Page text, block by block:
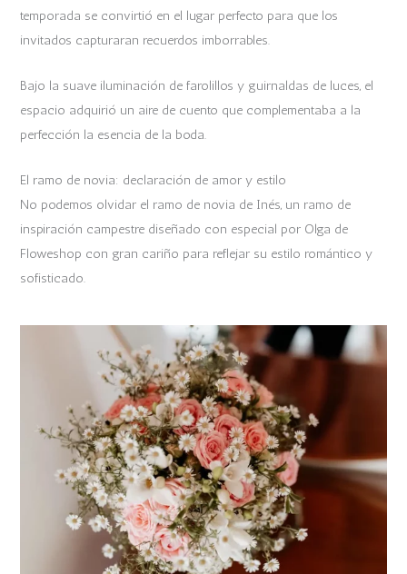
temporada se convirtió en el lugar perfecto para que los
invitados capturaran recuerdos imborrables.
Bajo la suave iluminación de farolillos y guirnaldas de luces, el
espacio adquirió un aire de cuento que complementaba a la
perfección la esencia de la boda.
El ramo de novia: declaración de amor y estilo
No podemos olvidar el ramo de novia de Inés, un ramo de
inspiración campestre diseñado con especial por Olga de
Floweshop con gran cariño para reflejar su estilo romántico y
sofisticado.